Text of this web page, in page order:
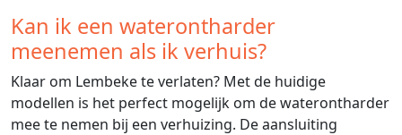
Kan ik een waterontharder
meenemen als ik verhuis?
Klaar om Lembeke te verlaten? Met de huidige
modellen is het perfect mogelijk om de waterontharder
mee te nemen bij een verhuizing. De aansluiting